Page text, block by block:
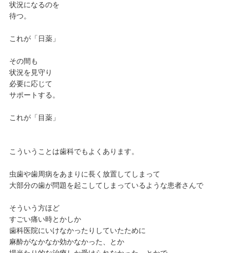
状況になるのを
待つ。
これが「日薬」
その間も
状況を見守り
必要に応じて
サポートする。
これが「目薬」
こういうことは歯科でもよくあります。
虫歯や歯周病をあまりに長く放置してしまって
大部分の歯が問題を起こしてしまっているような患者さんで
そういう方ほど
すごい痛い時とかしか
歯科医院にいけなかったりしていたために
麻酔がなかなか効かなかった、とか